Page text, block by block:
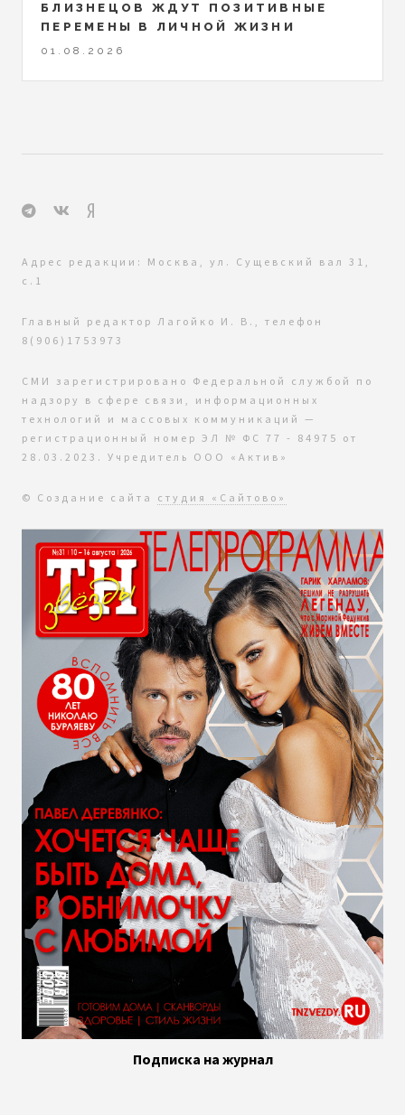
БЛИЗНЕЦОВ ЖДУТ ПОЗИТИВНЫЕ
ПЕРЕМЕНЫ В ЛИЧНОЙ ЖИЗНИ
01.08.2026
Адрес редакции: Москва, ул. Сущевский вал 31,
с.1
Главный редактор Лагойко И. В., телефон
8(906)1753973
СМИ зарегистрировано Федеральной службой по
надзору в сфере связи, информационных
технологий и массовых коммуникаций —
регистрационный номер ЭЛ № ФС 77 - 84975 от
28.03.2023. Учредитель ООО «Актив»
© Создание сайта студия «Сайтово»
Подписка на журнал